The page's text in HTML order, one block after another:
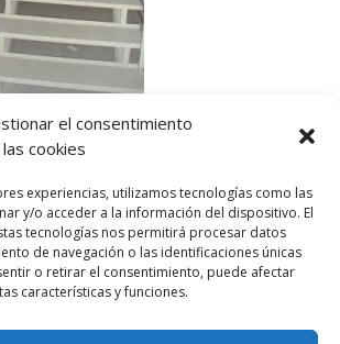
el consentimiento
cookies
experiencias, utilizamos tecnologías como las
y/o acceder a la información del dispositivo. El
tecnologías nos permitirá procesar datos
de navegación o las identificaciones únicas
o retirar el consentimiento, puede afectar
características y funciones.
recientes